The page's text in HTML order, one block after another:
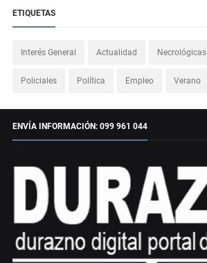
ETIQUETAS
Interés General Actualidad Necrológicas
Policiales Política Empleo Verano
ENVÍA INFORMACIÓN: 099 961 044